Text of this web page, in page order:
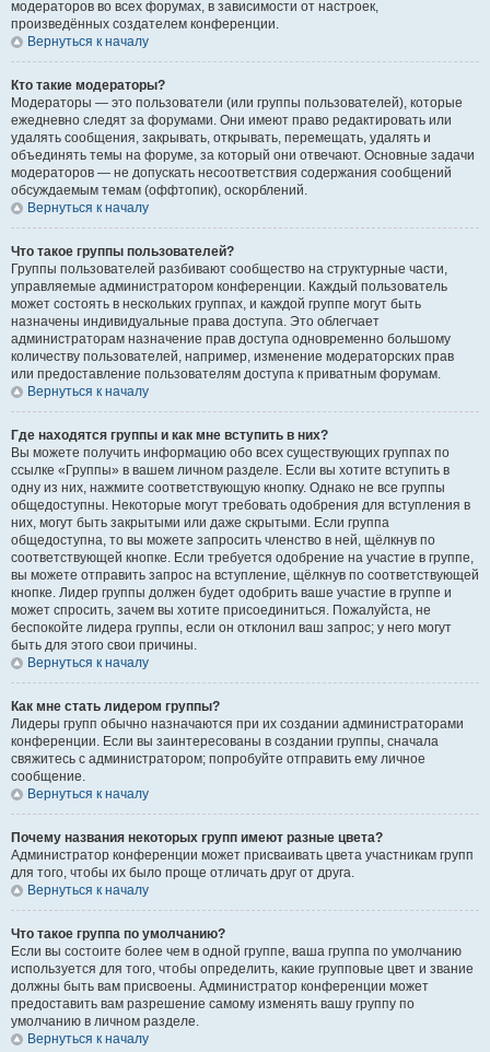
модераторов во всех форумах, в зависимости от настроек,
произведённых создателем конференции.
Вернуться к началу
Кто такие модераторы?
Модераторы — это пользователи (или группы пользователей), которые
ежедневно следят за форумами. Они имеют право редактировать или
удалять сообщения, закрывать, открывать, перемещать, удалять и
объединять темы на форуме, за который они отвечают. Основные задачи
модераторов — не допускать несоответствия содержания сообщений
обсуждаемым темам (оффтопик), оскорблений.
Вернуться к началу
Что такое группы пользователей?
Группы пользователей разбивают сообщество на структурные части,
управляемые администратором конференции. Каждый пользователь
может состоять в нескольких группах, и каждой группе могут быть
назначены индивидуальные права доступа. Это облегчает
администраторам назначение прав доступа одновременно большому
количеству пользователей, например, изменение модераторских прав
или предоставление пользователям доступа к приватным форумам.
Вернуться к началу
Где находятся группы и как мне вступить в них?
Вы можете получить информацию обо всех существующих группах по
ссылке «Группы» в вашем личном разделе. Если вы хотите вступить в
одну из них, нажмите соответствующую кнопку. Однако не все группы
общедоступны. Некоторые могут требовать одобрения для вступления в
них, могут быть закрытыми или даже скрытыми. Если группа
общедоступна, то вы можете запросить членство в ней, щёлкнув по
соответствующей кнопке. Если требуется одобрение на участие в группе,
вы можете отправить запрос на вступление, щёлкнув по соответствующей
кнопке. Лидер группы должен будет одобрить ваше участие в группе и
может спросить, зачем вы хотите присоединиться. Пожалуйста, не
беспокойте лидера группы, если он отклонил ваш запрос; у него могут
быть для этого свои причины.
Вернуться к началу
Как мне стать лидером группы?
Лидеры групп обычно назначаются при их создании администраторами
конференции. Если вы заинтересованы в создании группы, сначала
свяжитесь с администратором; попробуйте отправить ему личное
сообщение.
Вернуться к началу
Почему названия некоторых групп имеют разные цвета?
Администратор конференции может присваивать цвета участникам групп
для того, чтобы их было проще отличать друг от друга.
Вернуться к началу
Что такое группа по умолчанию?
Если вы состоите более чем в одной группе, ваша группа по умолчанию
используется для того, чтобы определить, какие групповые цвет и звание
должны быть вам присвоены. Администратор конференции может
предоставить вам разрешение самому изменять вашу группу по
умолчанию в личном разделе.
Вернуться к началу